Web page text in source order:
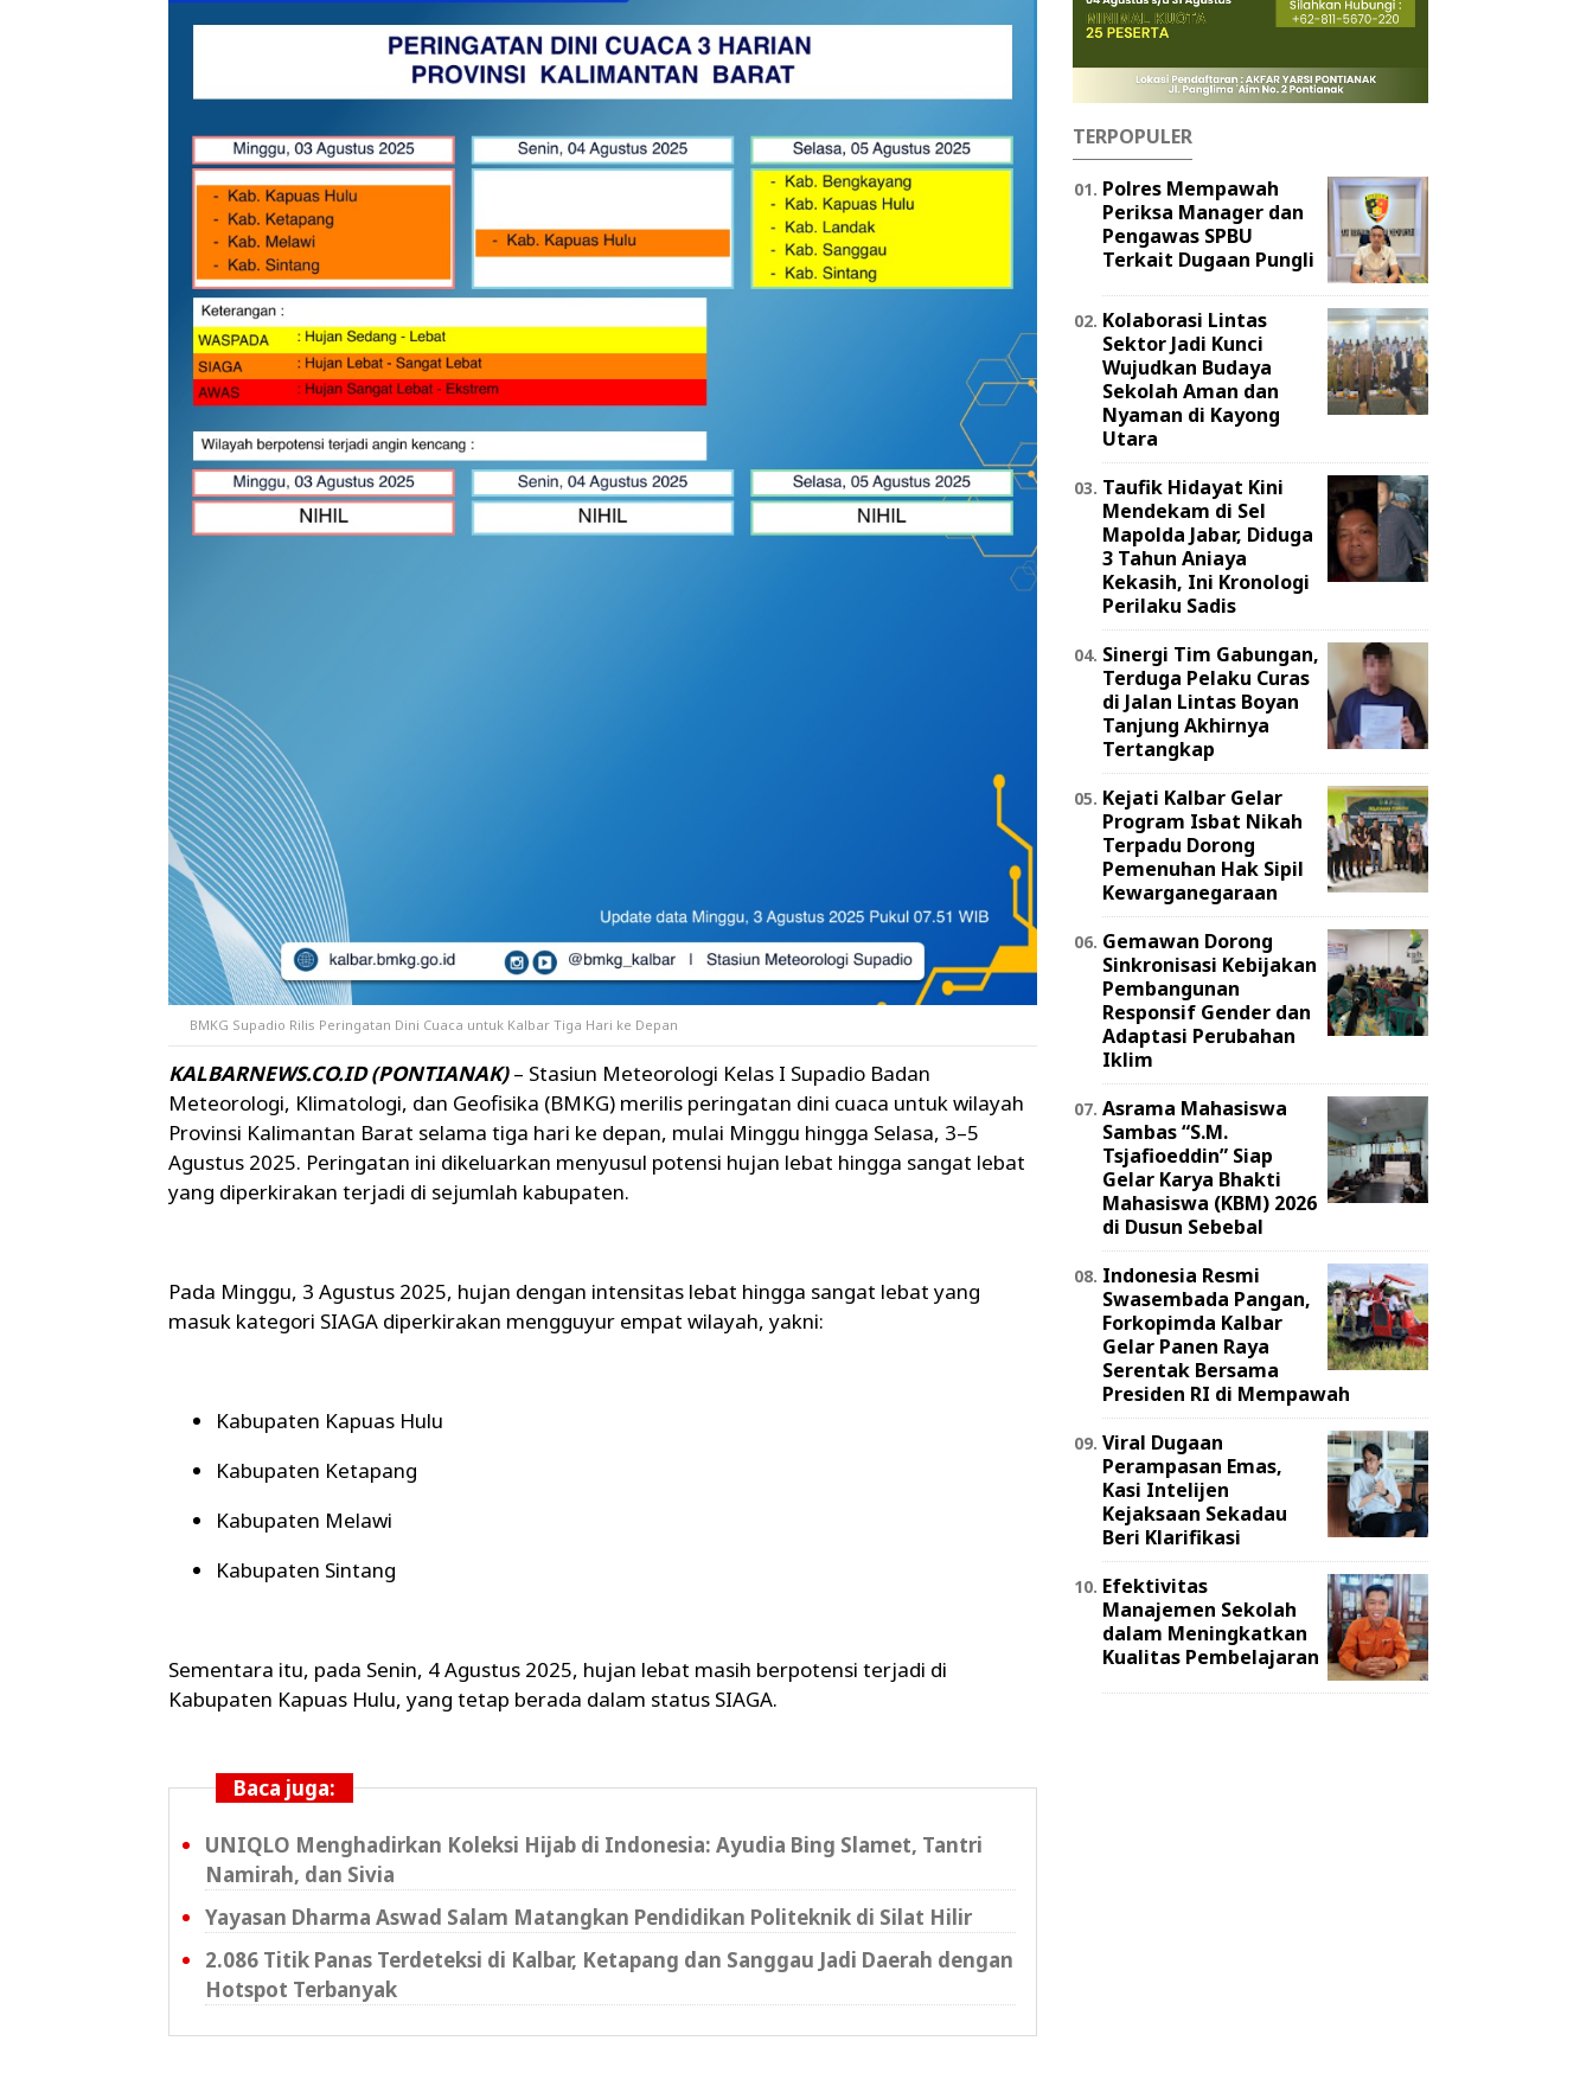
BMKG Supadio Rilis Peringatan Dini Cuaca untuk Kalbar Tiga Hari ke Depan
KALBARNEWS.CO.ID (PONTIANAK)– Stasiun Meteorologi Kelas I Supadio Badan
Meteorologi, Klimatologi, dan Geofisika (BMKG) merilis peringatan dini cuaca untuk wilayah
Provinsi Kalimantan Barat selama tiga hari ke depan, mulai Minggu hingga Selasa, 3–5
Agustus 2025. Peringatan ini dikeluarkan menyusul potensi hujan lebat hingga sangat lebat
yang diperkirakan terjadi di sejumlah kabupaten.
Pada Minggu, 3 Agustus 2025, hujan dengan intensitas lebat hingga sangat lebat yang
masuk kategori SIAGA diperkirakan mengguyur empat wilayah, yakni:
Kabupaten Kapuas Hulu
Kabupaten Ketapang
Kabupaten Melawi
Kabupaten Sintang
Sementara itu, pada Senin, 4 Agustus 2025, hujan lebat masih berpotensi terjadi di
Kabupaten Kapuas Hulu, yang tetap berada dalam status SIAGA.
Baca juga:
UNIQLO Menghadirkan Koleksi Hijab di Indonesia: Ayudia Bing Slamet, Tantri
Namirah, dan Sivia
Yayasan Dharma Aswad Salam Matangkan Pendidikan Politeknik di Silat Hilir
2.086 Titik Panas Terdeteksi di Kalbar, Ketapang dan Sanggau Jadi Daerah dengan
Hotspot Terbanyak
TERPOPULER
Polres Mempawah
Periksa Manager dan
Pengawas SPBU
Terkait Dugaan Pungli
Kolaborasi Lintas
Sektor Jadi Kunci
Wujudkan Budaya
Sekolah Aman dan
Nyaman di Kayong
Utara
Taufik Hidayat Kini
Mendekam di Sel
Mapolda Jabar, Diduga
3 Tahun Aniaya
Kekasih, Ini Kronologi
Perilaku Sadis
Sinergi Tim Gabungan,
Terduga Pelaku Curas
di Jalan Lintas Boyan
Tanjung Akhirnya
Tertangkap
Kejati Kalbar Gelar
Program Isbat Nikah
Terpadu Dorong
Pemenuhan Hak Sipil
Kewarganegaraan
Gemawan Dorong
Sinkronisasi Kebijakan
Pembangunan
Responsif Gender dan
Adaptasi Perubahan
Iklim
Asrama Mahasiswa
Sambas “S.M.
Tsjafioeddin” Siap
Gelar Karya Bhakti
Mahasiswa (KBM) 2026
di Dusun Sebebal
Indonesia Resmi
Swasembada Pangan,
Forkopimda Kalbar
Gelar Panen Raya
Serentak Bersama
Presiden RI di Mempawah
Viral Dugaan
Perampasan Emas,
Kasi Intelijen
Kejaksaan Sekadau
Beri Klarifikasi
Efektivitas
Manajemen Sekolah
dalam Meningkatkan
Kualitas Pembelajaran